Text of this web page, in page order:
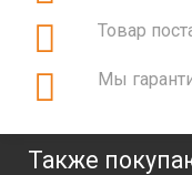
Товар
Мы
Также